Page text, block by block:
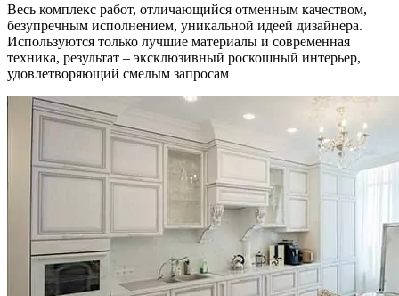
Весь комплекс работ, отличающийся отменным качеством,
безупречным исполнением, уникальной идеей дизайнера.
Используются только лучшие материалы и современная
техника, результат – эксклюзивный роскошный интерьер,
удовлетворяющий смелым запросам